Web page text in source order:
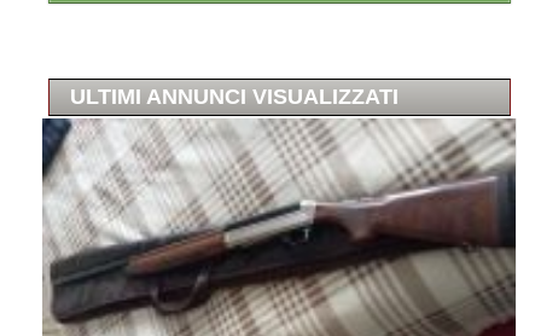
ULTIMI ANNUNCI VISUALIZZATI